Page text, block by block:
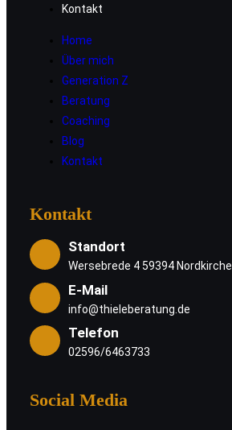
Kontakt
Home
Über mich
Generation Z
Beratung
Coaching
Blog
Kontakt
Kontakt
Standort
Wersebrede 4 59394
E-Mail
info@thieleberatung.de
Telefon
02596/6463733
Social Media